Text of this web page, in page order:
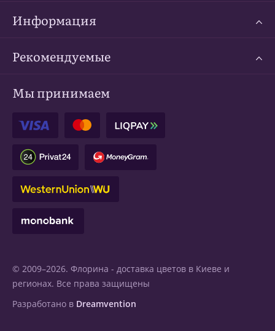
Информация
Рекомендуемые
Мы принимаем
© 2009–2026. Флорина - доставка цветов в Киеве и
регионах. Все права защищены
Разработано в Dreamvention